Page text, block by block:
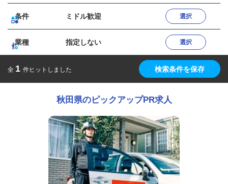
条件 ミドル歓迎 選択
業種 指定しない 選択
全 1 件ヒットしました 検索条件を保存
秋田県のピックアップPR求人